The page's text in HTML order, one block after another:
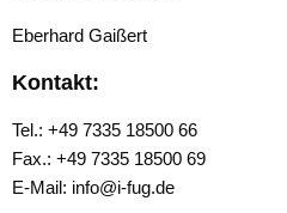
Eberhard Gaißert
Kontakt:
Tel.: +49 7335 18500 66
Fax.: +49 7335 18500 69
E-Mail: info@i-fug.de